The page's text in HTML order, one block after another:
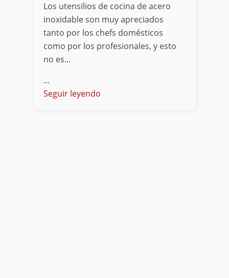
Los utensilios de cocina de acero
inoxidable son muy apreciados
tanto por los chefs domésticos
como por los profesionales, y esto
no es...
...
Seguir leyendo